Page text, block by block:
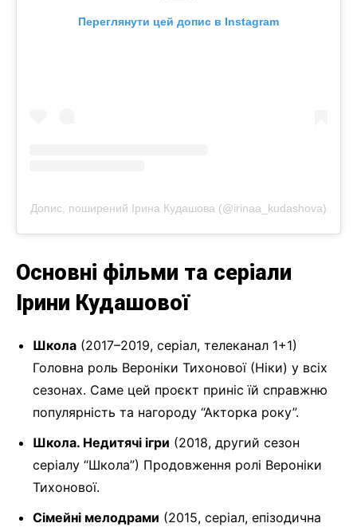
Переглянути цей допис в Instagram
Допис, поширений Ірина Кудашова (@irinaa_kudashova)
Основні фільми та серіали
Ірини Кудашової
Школа (2017–2019, серіал, телеканал 1+1)
Головна роль Вероніки Тихонової (Ніки) у всіх
сезонах. Саме цей проєкт приніс їй справжню
популярність та нагороду “Акторка року”.
Школа. Недитячі ігри (2018, другий сезон
серіалу “Школа”) Продовження ролі Вероніки
Тихонової.
Сімейні мелодрами (2015, серіал, епізодична